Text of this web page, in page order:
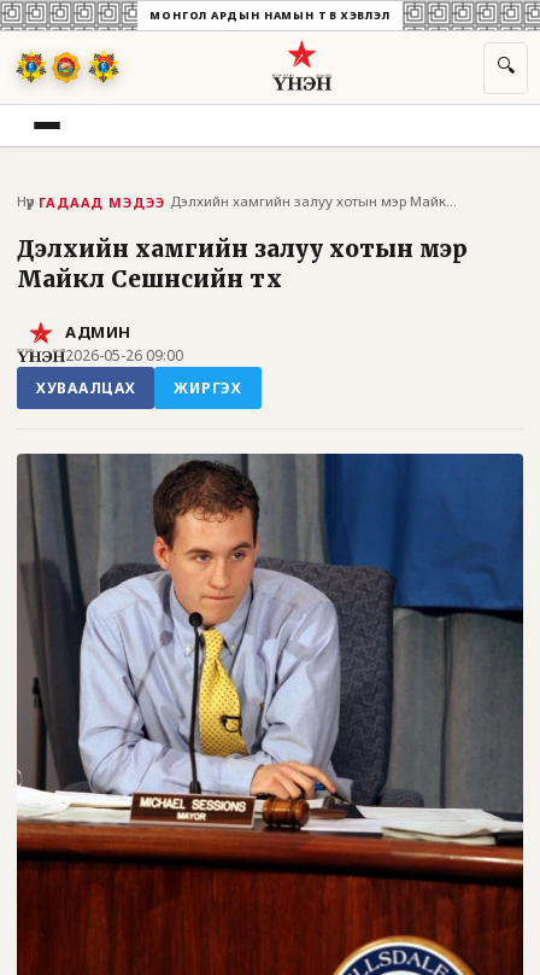
МОНГОЛ АРДЫН НАМЫН ТӨВ ХЭВЛЭЛ
🔍
Нүүр ГАДААД МЭДЭЭ Дэлхийн хамгийн залуу хотын мэр Майкл Се...
Дэлхийн хамгийн залуу хотын мэр
Майкл Сешнсийн түүх
АДМИН
2026-05-26 09:00
ХУВААЛЦАХ
ЖИРГЭХ